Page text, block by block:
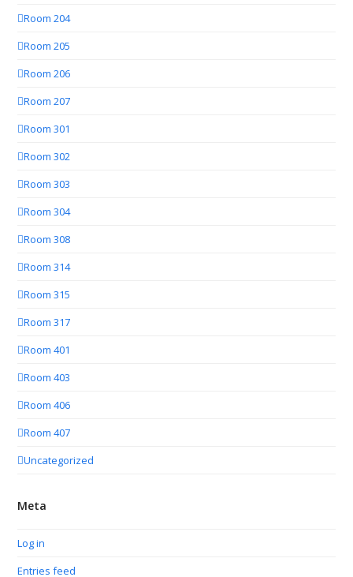
Room 204
Room 205
Room 206
Room 207
Room 301
Room 302
Room 303
Room 304
Room 308
Room 314
Room 315
Room 317
Room 401
Room 403
Room 406
Room 407
Uncategorized
Meta
Log in
Entries feed